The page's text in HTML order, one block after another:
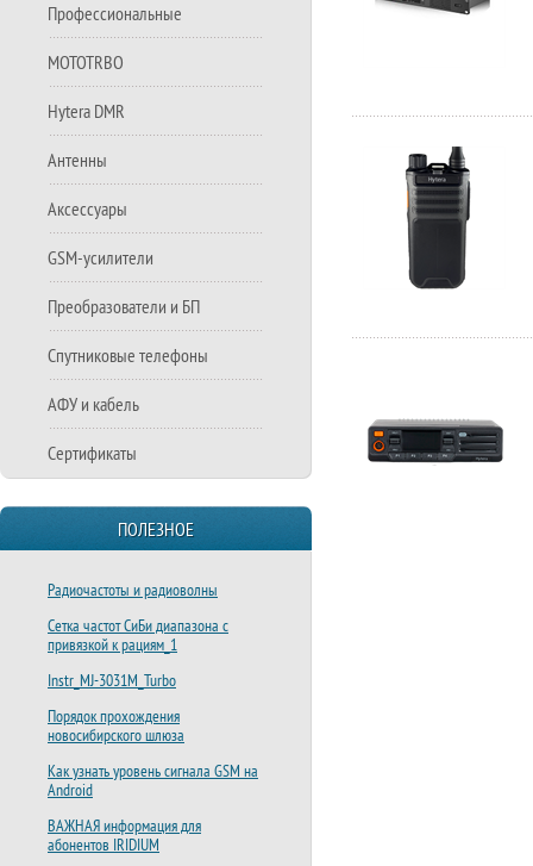
Профессиональные
MOTOTRBO
Hytera DMR
Антенны
Аксессуары
GSM-усилители
Преобразователи и БП
Спутниковые телефоны
АФУ и кабель
Сертификаты
ПОЛЕЗНОЕ
Радиочастоты и радиоволны
Сетка частот СиБи диапазона с
привязкой к рациям_1
Instr_MJ-3031M_Turbo
Порядок прохождения
новосибирского шлюза
Как узнать уровень сигнала GSM на
Android
ВАЖНАЯ информация для
абонентов IRIDIUM